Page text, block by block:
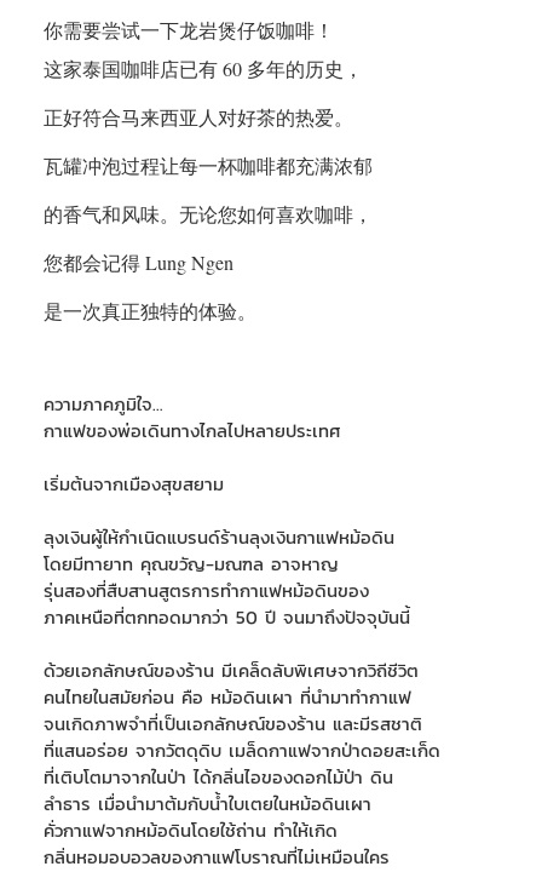
你需要尝试一下龙岩煲仔饭咖啡！
这家泰国咖啡店已有 60 多年的历史，
正好符合马来西亚人对好茶的热爱。
瓦罐冲泡过程让每一杯咖啡都充满浓郁
的香气和风味。 无论您如何喜欢咖啡，
您都会记得 Lung Ngen
是一次真正独特的体验。
ความภาคภูมิใจ…
กาแฟของพ่อเดินทางไกลไปหลายประเทศ
เริ่มต้นจากเมืองสุขสยาม
ลุงเงินผู้ให้กำเนิดแบรนด์ร้านลุงเงินกาแฟหม้อดิน
โดยมีทายาท คุณขวัญ-มณฑล อาจหาญ
รุ่นสองที่สืบสานสูตรการทำกาแฟหม้อดินของ
ภาคเหนือที่ตกทอดมากว่า 50 ปี จนมาถึงปัจจุบันนี้
ด้วยเอกลักษณ์ของร้าน มีเคล็ดลับพิเศษจากวิถีชีวิต
คนไทยในสมัยก่อน คือ หม้อดินเผา ที่นำมาทำกาแฟ
จนเกิดภาพจำที่เป็นเอกลักษณ์ของร้าน และมีรสชาติ
ที่แสนอร่อย จากวัตดุดิบ เมล็ดกาแฟจากป่าดอยสะเก็ด
ที่เติบโตมาจากในป่า ได้กลิ่นไอของดอกไม้ป่า ดิน
ลำธาร เมื่อนำมาต้มกับน้ำใบเตยในหม้อดินเผา
คั่วกาแฟจากหม้อดินโดยใช้ถ่าน ทำให้เกิด
กลิ่นหอมอบอวลของกาแฟโบราณที่ไม่เหมือนใคร